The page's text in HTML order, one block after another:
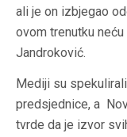
ali je on izbjegao
ovom trenutku
Jandroković.
Mediji su
predsjednice, a
tvrde da je izvor